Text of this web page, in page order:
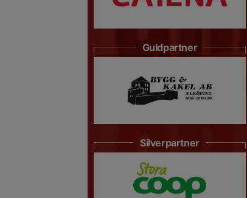
Guldpartner
Silverpartner